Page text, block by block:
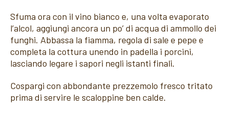
Sfuma ora con il vino bianco e, una volta evaporato
l’alcol, aggiungi ancora un po’ di acqua di ammollo dei
funghi. Abbassa la fiamma, regola di sale e pepe e
completa la cottura unendo in padella i porcini,
lasciando legare i sapori negli istanti finali.
Cospargi con abbondante prezzemolo fresco tritato
prima di servire le scaloppine ben calde.